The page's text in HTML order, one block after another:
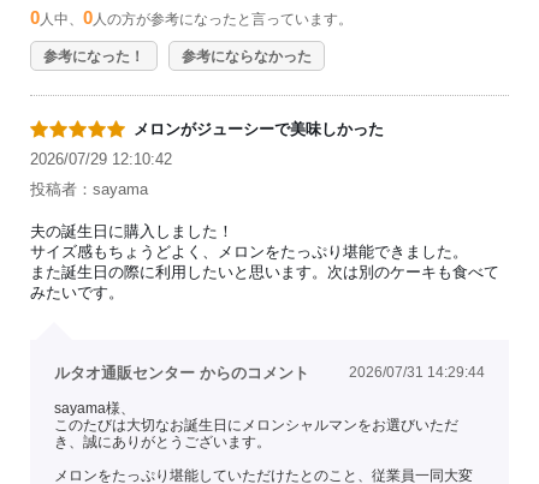
0 人中、 0 人の方が参考になったと言っています。
参考になった！ 参考にならなかった
メロンがジューシーで美味しかった
2026/07/29 12:10:42
投稿者：sayama
夫の誕生日に購入しました！
サイズ感もちょうどよく、メロンをたっぷり堪能できました。
また誕生日の際に利用したいと思います。次は別のケーキも食べて
みたいです。
ルタオ通販センター からのコメント 2026/07/31 14:29:44
sayama様、
このたびは大切なお誕生日にメロンシャルマンをお選びいただ
き、誠にありがとうございます。
メロンをたっぷり堪能していただけたとのこと、従業員一同大変